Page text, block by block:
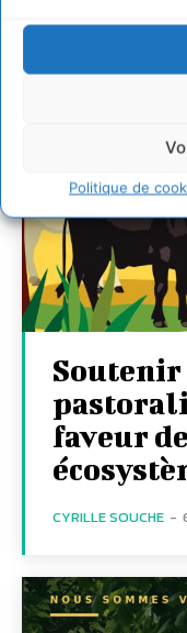
Politique de
Soutenir
faveur
CYRILLE SOUCHE -